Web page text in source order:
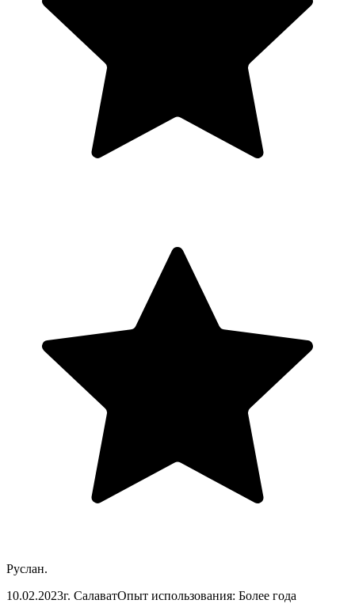
Руслан.
10.02.2023г. СалаватОпыт использования: Более года